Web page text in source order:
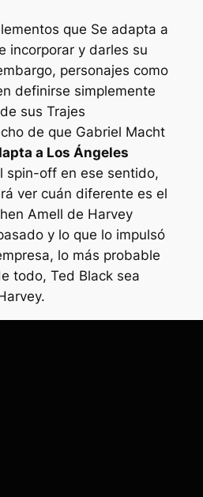
que Se adapta a
incorporar y darles su
personajes como
definirse simplemente
sus Trajes
de que Gabriel Macht
a Los Ángeles
spin-off en ese sentido,
ver cuán diferente es el
Amell de Harvey
y lo que lo impulsó
lo más probable
todo, Ted Black sea